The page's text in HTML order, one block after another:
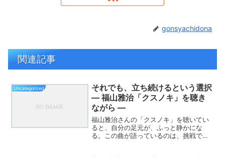
gonsyachidona
関連記事
Uncategorized
それでも、立ち続けるという選択
― 福山雅治「クスノキ」を聴き
ながら ―
福山雅治さんの「クスノキ」を聴いてい
ると、自分の足元が、ふっと静かにな
る。この曲が語っているのは、挑戦で